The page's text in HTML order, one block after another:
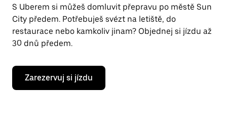
S Uberem si můžeš domluvit přepravu po městě Sun
City předem. Potřebuješ svézt na letiště, do
restaurace nebo kamkoliv jinam? Objednej si jízdu až
30 dnů předem.
Zarezervuj si jízdu